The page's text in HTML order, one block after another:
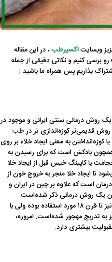
وبسایتاکسیرطب، در این مقاله
رو برسی کنیم و نکاتی دقیقی از جمله
بذاریم پس همراه ما باشید :
روش درمانی سنتی ایرانی و موجود در
قدیمی‌تر کوزه‌اندازی تر درطب
کوزه‌انداختن به معنی ایجاد خلاء بر روی
بادکش است که برای رسیدن به
یا کاپینگ خیس قبل از ایجاد خلا
تا ایجاد خلا منجر به خروج خون از
است که علاوه بر چین در ایران و
یک روش درمانی ذکر شده‌است.
کاپینگ تر علاوه بر جهان اسلام، در اروپا نیز تا قرن ۱۸ مورد استفاده بوده ولی با
تدریج مهجور شده‌است. امروزه،
بیشتری دارد.